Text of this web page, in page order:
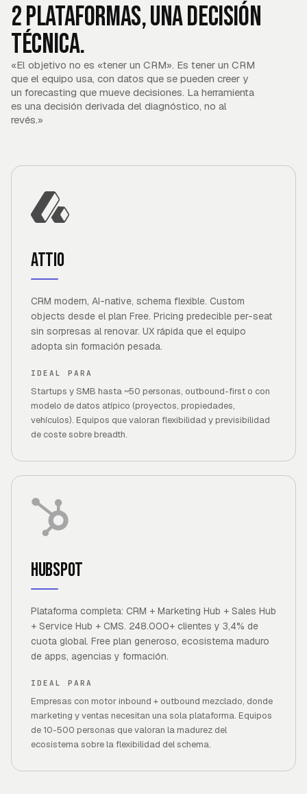
2 plataformas, una decisión
técnica.
«El objetivo no es «tener un CRM». Es tener un CRM
que el equipo usa, con datos que se pueden creer y
un forecasting que mueve decisiones. La herramienta
es una decisión derivada del diagnóstico, no al
revés.»
Attio
CRM modern, AI-native, schema flexible. Custom
objects desde el plan Free. Pricing predecible per-seat
sin sorpresas al renovar. UX rápida que el equipo
adopta sin formación pesada.
IDEAL PARA
Startups y SMB hasta ~50 personas, outbound-first o con
modelo de datos atípico (proyectos, propiedades,
vehículos). Equipos que valoran flexibilidad y previsibilidad
de coste sobre breadth.
HubSpot
Plataforma completa: CRM + Marketing Hub + Sales Hub
+ Service Hub + CMS. 248.000+ clientes y 3,4% de
cuota global. Free plan generoso, ecosistema maduro
de apps, agencias y formación.
IDEAL PARA
Empresas con motor inbound + outbound mezclado, donde
marketing y ventas necesitan una sola plataforma. Equipos
de 10-500 personas que valoran la madurez del
ecosistema sobre la flexibilidad del schema.